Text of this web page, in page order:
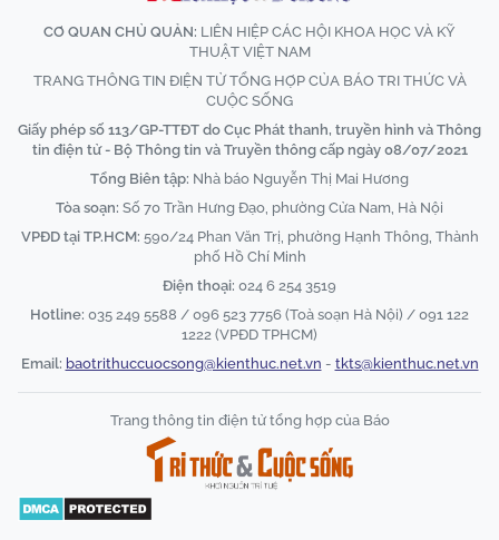
CƠ QUAN CHỦ QUẢN: LIÊN HIỆP CÁC HỘI KHOA HỌC VÀ KỸ
THUẬT VIỆT NAM
TRANG THÔNG TIN ĐIỆN TỬ TỔNG HỢP CỦA BÁO TRI THỨC VÀ
CUỘC SỐNG
Giấy phép số 113/GP-TTĐT do Cục Phát thanh, truyền hình và Thông
tin điện tử - Bộ Thông tin và Truyền thông cấp ngày 08/07/2021
Tổng Biên tập: Nhà báo Nguyễn Thị Mai Hương
Tòa soạn: Số 70 Trần Hưng Đạo, phường Cửa Nam, Hà Nội
VPĐD tại TP.HCM: 590/24 Phan Văn Trị, phường Hạnh Thông, Thành
phố Hồ Chí Minh
Điện thoại: 024 6 254 3519
Hotline: 035 249 5588 / 096 523 7756 (Toà soạn Hà Nội) / 091 122
1222 (VPĐD TPHCM)
Email: baotrithuccuocsong@kienthuc.net.vn - tkts@kienthuc.net.vn
Trang thông tin điện tử tổng hợp của Báo